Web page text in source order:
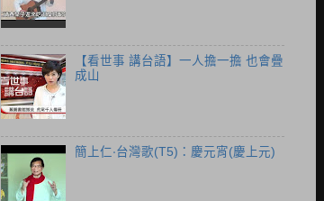
【看世事 講台語】一人擔一擔 也會疊
成山
簡上仁‧台灣歌(T5)：慶元宵(慶上元)